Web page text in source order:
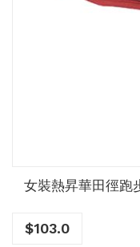
女裝熱昇華田徑
$103.0